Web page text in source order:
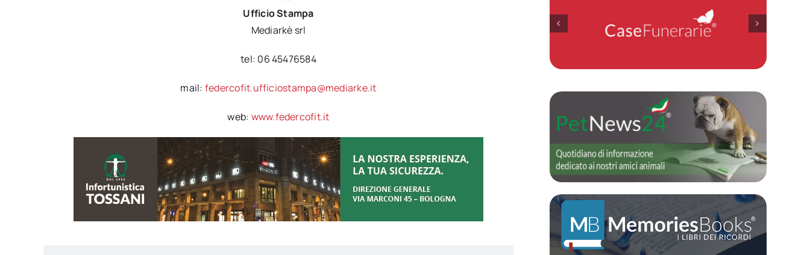
Ufficio Stampa
Mediarkè srl
tel: 06 45476584
mail: federcofit.ufficiostampa@mediarke.it
web: www.federcofit.it